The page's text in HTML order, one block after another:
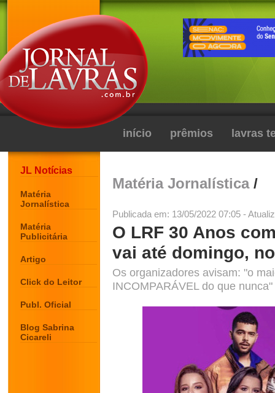
início prêmios lavras
JL Notícias
Matéria
Jornalística
Matéria
Publicitária
Artigo
Click do Leitor
Publ. Oficial
Blog Sabrina
Cicareli
Matéria Jornalística/
Publicada em: 13/05/2022 07:05 -
O LRF 30 Anos
vai até domingo,
Os organizadores avisam: "o
INCOMPARÁVEL do que nunca"